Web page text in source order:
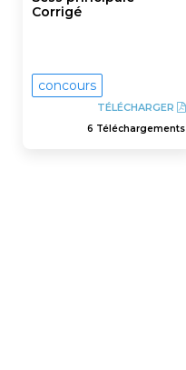
Corrigé
concours
TÉLÉCHARGER
6 Téléchargements